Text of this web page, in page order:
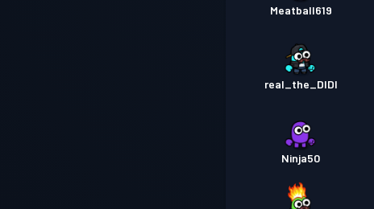
Meatball619
real_the_DIDI
Ninja50